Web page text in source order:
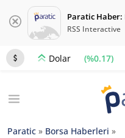
Paratic Haber:
RSS Interactive
Dolar (%0.17)
Paratic » Borsa Haberleri »